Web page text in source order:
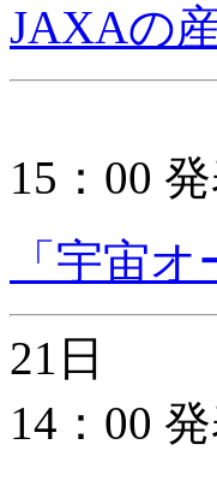
JAXAの
15：00
「宇宙
21日
14：00